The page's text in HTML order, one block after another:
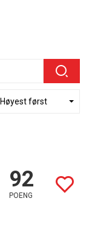
92
POENG